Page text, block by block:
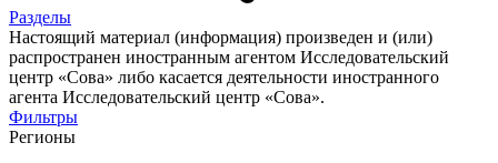
Разделы
Настоящий материал (информация) произведен и (или)
распространен иностранным агентом Исследовательский
центр «Сова» либо касается деятельности иностранного
агента Исследовательский центр «Сова».
Фильтры
Регионы